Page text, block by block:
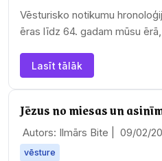
Vēsturisko notikumu
ēras līdz 64. gadam mūsu
Lasīt tālāk
Jēzus no miesas un
Autors: Ilmārs Bite | 09/02/
vēsture